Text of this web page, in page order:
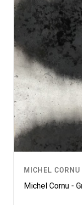
MICHEL
Michel Cornu -